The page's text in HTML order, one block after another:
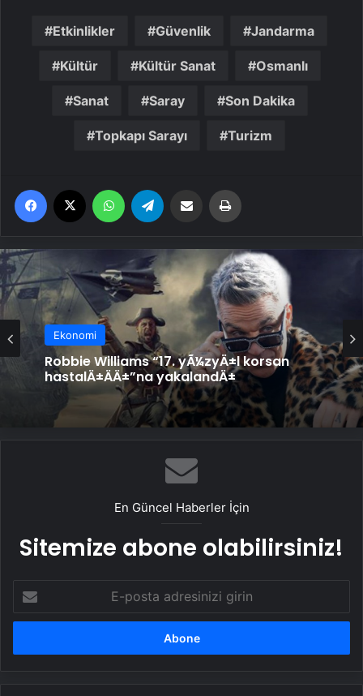
Etkinlikler Güvenlik Jandarma
Kültür Kültür Sanat Osmanlı
Sanat Saray Son Dakika
Topkapı Sarayı Turizm
Facebook WhatsApp Email'den paylaş
Ekonomi
Robbie Williams “17. yÃ¼zyÄ±l korsan
hastalÄ±ÄÄ±”na yakalandÄ±
En Güncel Haberler İçin
Sitemize abone olabilirsiniz!
posta
adresinizi